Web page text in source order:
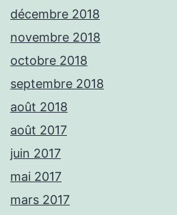
décembre 2018
novembre 2018
octobre 2018
septembre 2018
août 2018
août 2017
juin 2017
mai 2017
mars 2017